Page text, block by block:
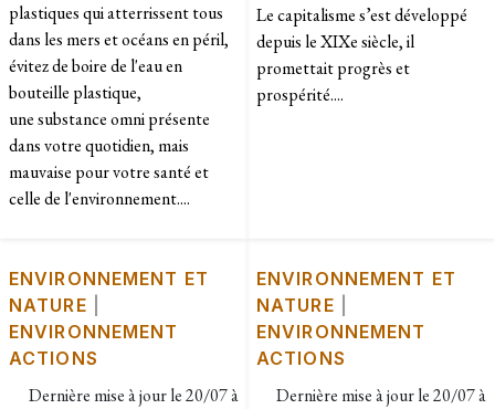
plastiques qui atterrissent tous
dans les mers et océans en péril,
évitez de boire de l'eau en
bouteille plastique,
une substance omni présente
dans votre quotidien, mais
mauvaise pour votre santé et
celle de l'environnement....
Le capitalisme s’est développé
depuis le XIXe siècle, il
promettait progrès et
prospérité....
ENVIRONNEMENT ET
NATURE
ENVIRONNEMENT
ACTIONS
Dernière mise à jour le20/07 à
ENVIRONNEMENT ET
NATURE
ENVIRONNEMENT
ACTIONS
Dernière mise à jour le20/07 à